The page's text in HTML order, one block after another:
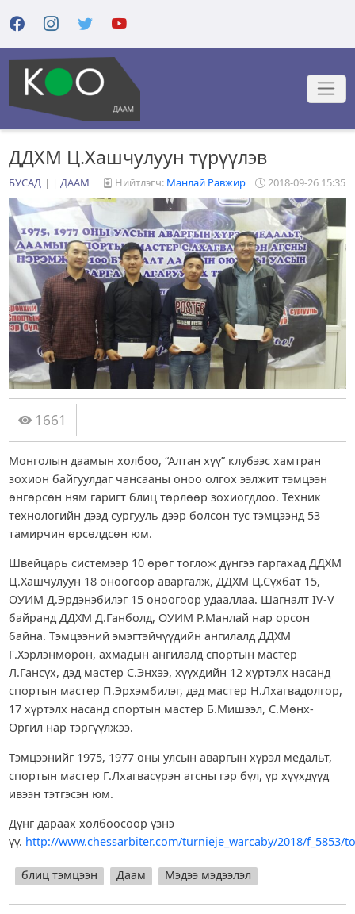
ДДХМ Ц.Хашчулуун түрүүлэв
БУСАД | ДААМ Нийтлэгч: Манлай Равжир 2018-09-26 15:35
1661
Монголын даамын холбоо, “Алтан хүү” клубээс хамтран
зохион байгуулдаг чансааны оноо олгох ээлжит тэмцээн
өнгөрсөн ням гаригт блиц төрлөөр зохиогдлоо. Техник
технологийн дээд сургууль дээр болсон тус тэмцээнд 53
тамирчин өрсөлдсөн юм.
Швейцарь системээр 10 өрөг тоглож дүнгээ гаргахад ДДХМ
Ц.Хашчулуун 18 оноогоор аваргалж, ДДХМ Ц.Сүхбат 15,
ОУИМ Д.Эрдэнэбилэг 15 оноогоор удааллаа. Шагналт IV-V
байранд ДДХМ Д.Ганболд, ОУИМ Р.Манлай нар орсон
байна. Тэмцээний эмэгтэйчүүдийн ангилалд ДДХМ
Г.Хэрлэнмөрөн, ахмадын ангилалд спортын мастер
Л.Гансүх, дэд мастер С.Энхээ, хүүхдийн 12 хүртэлх насанд
спортын мастер П.Эрхэмбилэг, дэд мастер Н.Лхагвадолгор,
17 хүртэлх насанд спортын мастер Б.Мишээл, С.Мөнх-
Оргил нар тэргүүлжээ.
Тэмцээнийг 1975, 1977 оны улсын аваргын хүрэл медальт,
спортын мастер Г.Лхагвасүрэн агсны гэр бүл, үр хүүхдүүд
ивээн тэтгэсэн юм.
Дүнг дараах холбоосоор үзнэ
үү. http://www.chessarbiter.com/turnieje_warcaby/2018/f_5853/
блиц тэмцээн Даам Мэдээ мэдээлэл